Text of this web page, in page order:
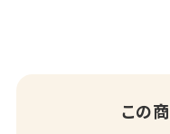
この